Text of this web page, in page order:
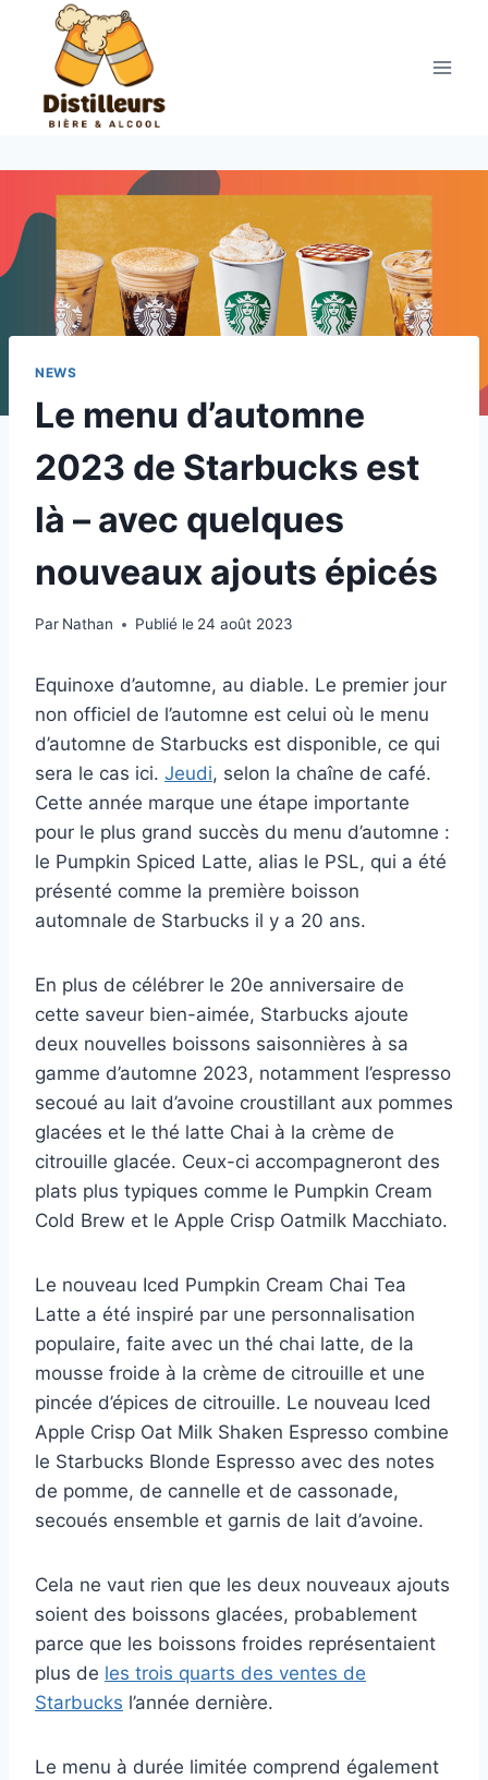
contenu
NEWS
Le menu d’automne
2023 de Starbucks est
là – avec quelques
nouveaux ajouts épicés
Par Nathan Publié le 24 août 2023
Equinoxe d’automne, au diable. Le premier jour
non officiel de l’automne est celui où le menu
d’automne de Starbucks est disponible, ce qui
sera le cas ici. Jeudi, selon la chaîne de café.
Cette année marque une étape importante
pour le plus grand succès du menu d’automne :
le Pumpkin Spiced Latte, alias le PSL, qui a été
présenté comme la première boisson
automnale de Starbucks il y a 20 ans.
En plus de célébrer le 20e anniversaire de
cette saveur bien-aimée, Starbucks ajoute
deux nouvelles boissons saisonnières à sa
gamme d’automne 2023, notamment l’espresso
secoué au lait d’avoine croustillant aux pommes
glacées et le thé latte Chai à la crème de
citrouille glacée. Ceux-ci accompagneront des
plats plus typiques comme le Pumpkin Cream
Cold Brew et le Apple Crisp Oatmilk Macchiato.
Le nouveau Iced Pumpkin Cream Chai Tea
Latte a été inspiré par une personnalisation
populaire, faite avec un thé chai latte, de la
mousse froide à la crème de citrouille et une
pincée d’épices de citrouille. Le nouveau Iced
Apple Crisp Oat Milk Shaken Espresso combine
le Starbucks Blonde Espresso avec des notes
de pomme, de cannelle et de cassonade,
secoués ensemble et garnis de lait d’avoine.
Cela ne vaut rien que les deux nouveaux ajouts
soient des boissons glacées, probablement
parce que les boissons froides représentaient
plus de les trois quarts des ventes de
Starbucks l’année dernière.
Le menu à durée limitée comprend également